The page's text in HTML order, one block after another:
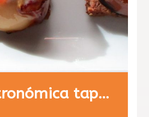
Sesión gastronómica tapas